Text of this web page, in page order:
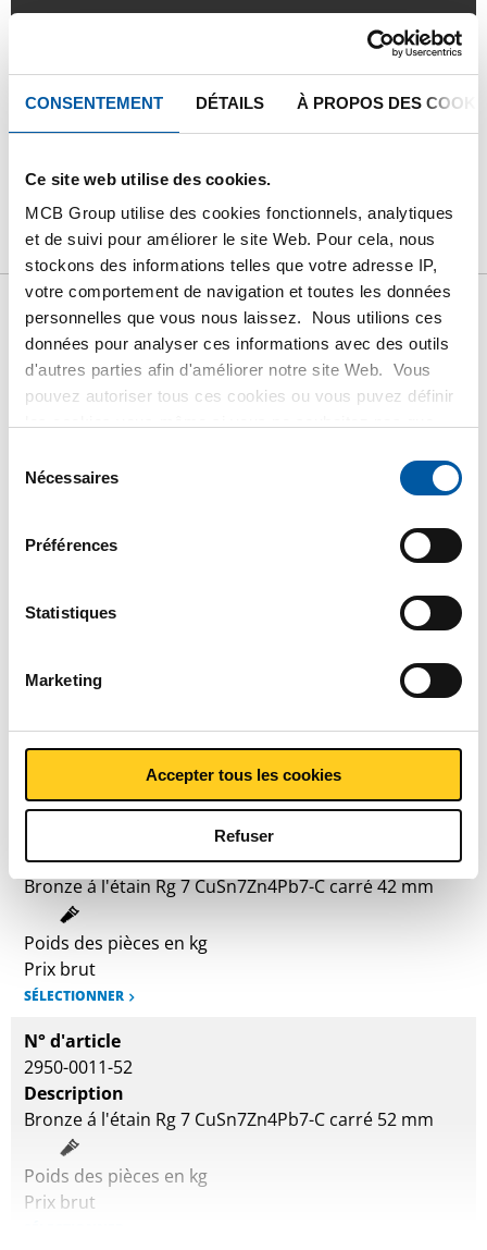
CONSENTEMENT DÉTAILS À PROPOS DES
Ce site web utilise des cookies.
MCB Group utilise des cookies fonctionnels, analytiques
et de suivi pour améliorer le site Web. Pour cela, nous
stockons des informations telles que votre adresse IP,
votre comportement de navigation et toutes les données
personnelles que vous nous laissez. Nous utilions ces
données pour analyser ces informations avec des outils
d'autres parties afin d'améliorer notre site Web. Vous
pouvez autoriser tous ces cookies ou vous puvez définir
plus d'informations sur les cookies que nous conservons
et les parties avec lesquelles nous travaillons dans notre
règlementICI
Nécessaires
Préférences
Statistiques
Marketing
Accepter tous les cookies
Refuser
LISTE DE PRIX BRUT
TÉLÉCHARGEMENTS
CARACTÉRISTIQUES
Liste de prix bruts: Bronze
á l'étain carré Rg 7
2950-0011-32
Description
Prix brut
N° d'article
Description
Bronze á l'étain Rg 7 CuSn7Zn4Pb7-C carré 42 mm
Poids des pièces en kg
Prix brut
SÉLECTIONNER
N° d'article
2950-0011-52
Description
Bronze á l'étain Rg 7 CuSn7Zn4Pb7-C carré 52 mm
Poids des pièces en kg
Prix brut